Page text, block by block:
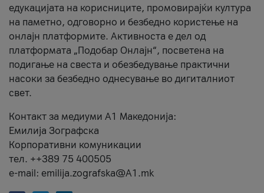
едукацијата на корисниците, промовирајќи култура
на паметно, одговорно и безбедно користење на
онлајн платформите. Активноста е дел од
платформата „Подобар Онлајн“, посветена на
подигање на свеста и обезбедување практични
насоки за безбедно однесување во дигиталниот
свет.
Контакт за медиуми А1 Македонија:
Емилија Зографска
Корпоративни комуникации
тел. ++389 75 400505
e-mail: emilija.zografska@A1.mk